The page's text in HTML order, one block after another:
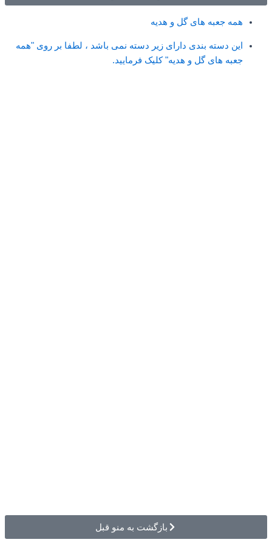
همه جعبه های گل و هدیه
این دسته بندی دارای زیر دسته نمی باشد ، لطفا بر روی "همه
جعبه های گل و هدیه" کلیک فرمایید.
بازگشت به منو قبل